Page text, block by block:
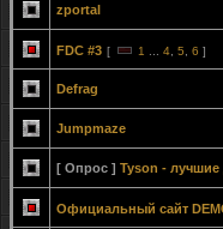
zportal
FDC #3 [ 1 4 5 6 ]
Defrag
Jumpmaze
[ Опрос ] Tyson -
Официальный сайт